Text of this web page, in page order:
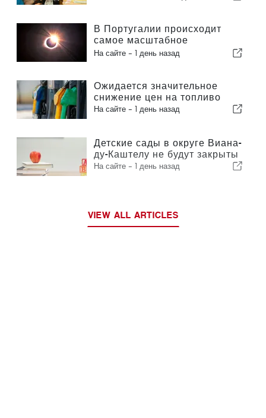
В Португалии происходит
самое масштабное
солнечное затмение столетия
На сайте - 1 день назад
Ожидается значительное
снижение цен на топливо
На сайте - 1 день назад
Детские сады в округе Виана-
ду-Каштелу не будут закрыты
На сайте - 1 день назад
VIEW ALL ARTICLES